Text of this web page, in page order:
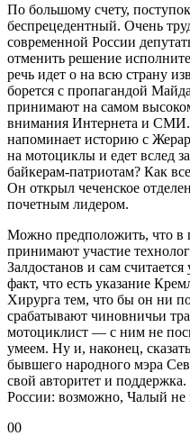
По большому счету,
беспрецедентный. Очень
современной России
отменить решение
речь идет о на всю страну
борется с пропагандой
принимают на самом
внимания Интернета и СМИ.
напоминает историю с
на мотоциклы и едет вслед
байкерам-патриотам? Как
Он открыл чеченское
почетным лидером.
Можно предположить, что в
принимают участие
Залдостанов и сам
факт, что есть указание
Хирурга тем, что бы он ни
срабатывают чиновничьи
мотоциклист — с ним не
умеем. Ну и, наконец,
бывшего народного мэра
свой авторитет и
России: возможно, Чалый не
00